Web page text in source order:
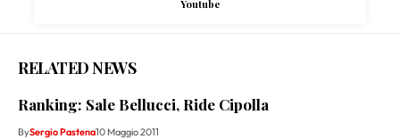
Youtube
RELATED NEWS
Ranking: Sale Bellucci, Ride Cipolla
BySergio Pastena10 Maggio 2011